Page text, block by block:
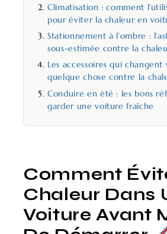
Climatisation : comment
pour éviter la chaleur en
Stationnement à l’ombre :
sous-estimée contre la
Les accessoires qui changent
quelque chose contre la
Conduire en été : les bons
garder une voiture fraîche
Comment
Chaleur Dans
Voiture Avant